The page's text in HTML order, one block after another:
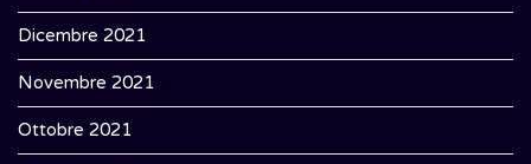
Dicembre 2021
Novembre 2021
Ottobre 2021